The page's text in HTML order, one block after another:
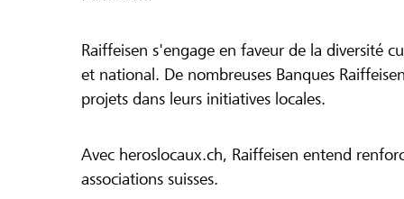
Raiffeisen s'engage en faveur de la diversité
et national. De nombreuses Banques
projets dans leurs initiatives locales.
Avec heroslocaux.ch, Raiffeisen entend
associations suisses.